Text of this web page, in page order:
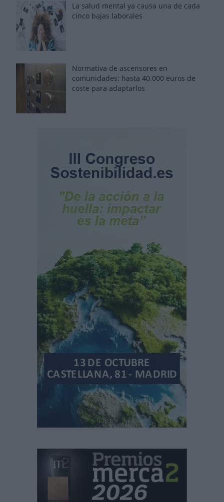
La salud mental ya causa una de cada
cinco bajas laborales
Normativa de ascensores en
comunidades: hasta 40.000 euros de
coste para adaptarlos